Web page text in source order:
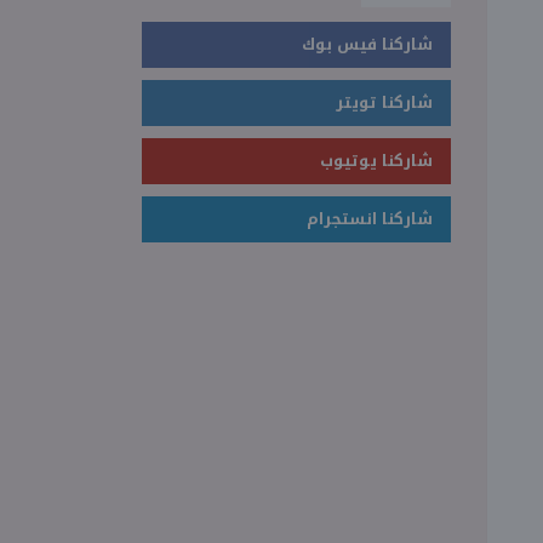
شاركنا فيس بوك
شاركنا تويتر
شاركنا يوتيوب
شاركنا انستجرام